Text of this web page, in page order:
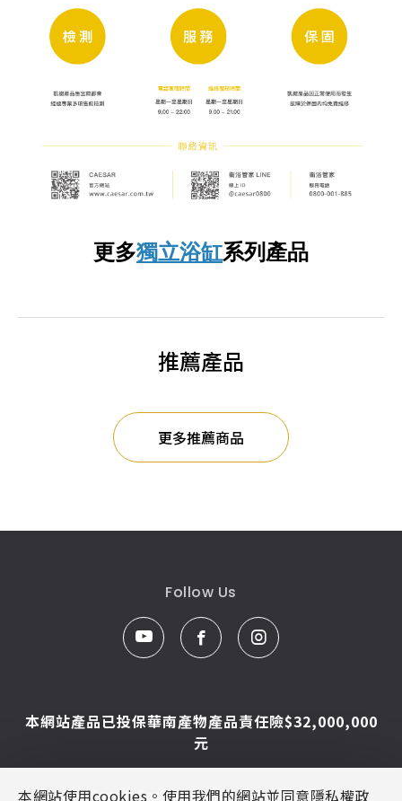
更多獨立浴缸系列產品
推薦產品
更多推薦商品
Follow Us
本網站產品已投保華南產物產品責任險$32,000,000
元
© Caesar Sanitar. All Rights Reserved.
本網站使用cookies。使用我們的網站並同意隱私權政